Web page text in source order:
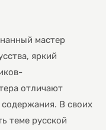
мастер
яркий
отличают
содержания. В своих
теме русской